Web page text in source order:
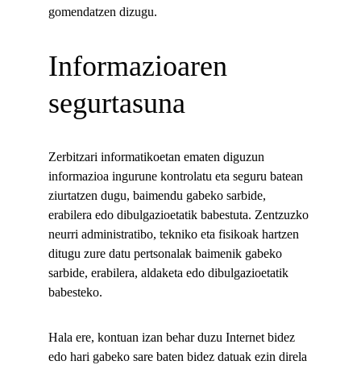
gomendatzen dizugu.
Informazioaren
segurtasuna
Zerbitzari informatikoetan ematen diguzun
informazioa ingurune kontrolatu eta seguru batean
ziurtatzen dugu, baimendu gabeko sarbide,
erabilera edo dibulgazioetatik babestuta. Zentzuzko
neurri administratibo, tekniko eta fisikoak hartzen
ditugu zure datu pertsonalak baimenik gabeko
sarbide, erabilera, aldaketa edo dibulgazioetatik
babesteko.
Hala ere, kontuan izan behar duzu Internet bidez
edo hari gabeko sare baten bidez datuak ezin direla